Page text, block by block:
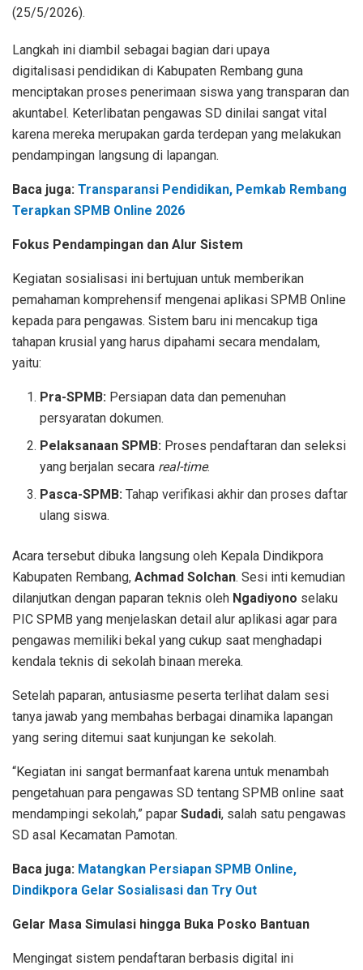
(25/5/2026).
Langkah ini diambil sebagai bagian dari upaya
digitalisasi pendidikan di Kabupaten Rembang guna
menciptakan proses penerimaan siswa yang transparan dan
akuntabel. Keterlibatan pengawas SD dinilai sangat vital
karena mereka merupakan garda terdepan yang melakukan
pendampingan langsung di lapangan.
Baca juga: Transparansi Pendidikan, Pemkab Rembang
Terapkan SPMB Online 2026
Fokus Pendampingan dan Alur Sistem
Kegiatan sosialisasi ini bertujuan untuk memberikan
pemahaman komprehensif mengenai aplikasi SPMB Online
kepada para pengawas. Sistem baru ini mencakup tiga
tahapan krusial yang harus dipahami secara mendalam,
yaitu:
Pra-SPMB: Persiapan data dan pemenuhan
persyaratan dokumen.
Pelaksanaan SPMB: Proses pendaftaran dan seleksi
yang berjalan secara real-time.
Pasca-SPMB: Tahap verifikasi akhir dan proses daftar
ulang siswa.
Acara tersebut dibuka langsung oleh Kepala Dindikpora
Kabupaten Rembang, Achmad Solchan. Sesi inti kemudian
dilanjutkan dengan paparan teknis oleh Ngadiyono selaku
PIC SPMB yang menjelaskan detail alur aplikasi agar para
pengawas memiliki bekal yang cukup saat menghadapi
kendala teknis di sekolah binaan mereka.
Setelah paparan, antusiasme peserta terlihat dalam sesi
tanya jawab yang membahas berbagai dinamika lapangan
yang sering ditemui saat kunjungan ke sekolah.
“Kegiatan ini sangat bermanfaat karena untuk menambah
pengetahuan para pengawas SD tentang SPMB online saat
mendampingi sekolah,” papar Sudadi, salah satu pengawas
SD asal Kecamatan Pamotan.
Baca juga: Matangkan Persiapan SPMB Online,
Dindikpora Gelar Sosialisasi dan Try Out
Gelar Masa Simulasi hingga Buka Posko Bantuan
Mengingat sistem pendaftaran berbasis digital ini